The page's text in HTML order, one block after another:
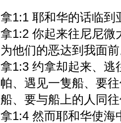
拿1:1 耶和华的话临到
拿1:2 你起来往尼尼微
为他们的恶达到我面
拿1:3 约拿却起来、逃
帕、遇见一隻船、要
船、要与船上的人同
拿1:4 然而耶和华使海